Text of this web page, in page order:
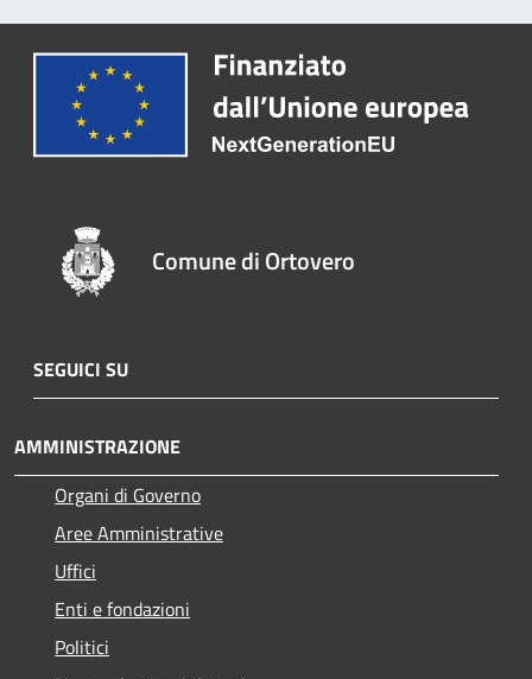
Comune di Ortovero
SEGUICI SU
AMMINISTRAZIONE
Organi di Governo
Aree Amministrative
Uffici
Enti e fondazioni
Politici